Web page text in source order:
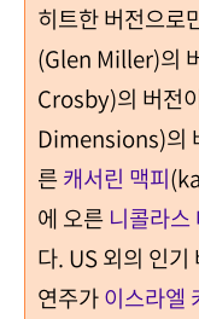
히트한 버전으로
(Glen Miller)의
Crosby)의 버전
Dimensions)의
른캐서린 맥피
에 오른 니콜라스
다. US외의 인기
연주가이스라엘